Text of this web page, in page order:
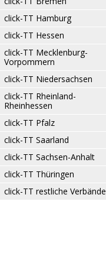
click-TT Hamburg
click-TT Hessen
click-TT Mecklenburg-
Vorpommern
click-TT Niedersachsen
click-TT Rheinland-
Rheinhessen
click-TT Pfalz
click-TT Saarland
click-TT Sachsen-Anhalt
click-TT Thüringen
click-TT restliche Verbände